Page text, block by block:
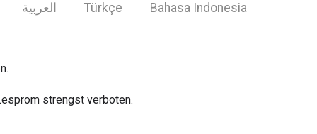
العربية Türkçe Bahasa Indonesia
strengst verboten.